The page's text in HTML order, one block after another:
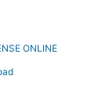
ONLINE